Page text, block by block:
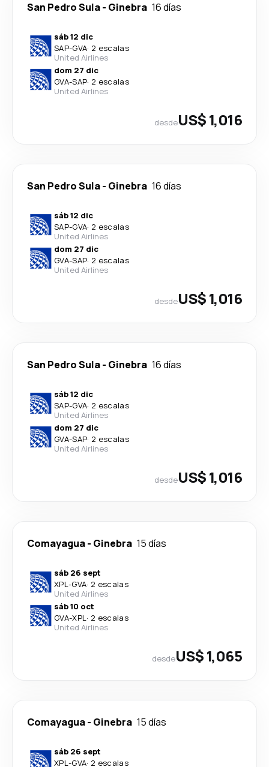
San Pedro Sula- Ginebra 16 días
sáb 12 dic
SAP-GVA· 2 escalas
United Airlines
dom 27 dic
GVA-SAP· 2 escalas
United Airlines
desdeUS$ 1,016
San Pedro Sula- Ginebra 16 días
sáb 12 dic
SAP-GVA· 2 escalas
United Airlines
dom 27 dic
GVA-SAP· 2 escalas
United Airlines
desdeUS$ 1,016
San Pedro Sula- Ginebra 16 días
sáb 12 dic
SAP-GVA· 2 escalas
United Airlines
dom 27 dic
GVA-SAP· 2 escalas
United Airlines
desdeUS$ 1,016
Comayagua- Ginebra 15 días
sáb 26 sept
XPL-GVA· 2 escalas
United Airlines
sáb 10 oct
GVA-XPL· 2 escalas
United Airlines
desdeUS$ 1,065
Comayagua- Ginebra 15 días
sáb 26 sept
XPL-GVA· 2 escalas